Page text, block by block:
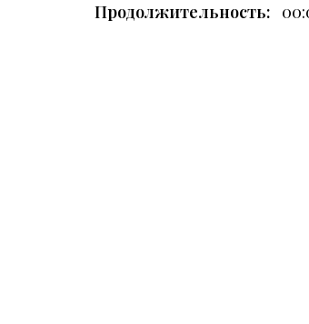
Продолжительность: